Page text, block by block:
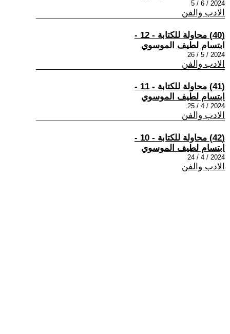
2024 / 6 / 5
الادب والفن
(40) محاولة للكتابة - 12 -
ابتسام لطيف الموسوي
2024 / 5 / 26
الادب والفن
(41) محاولة للكتابة - 11 -
ابتسام لطيف الموسوي
2024 / 4 / 25
الادب والفن
(42) محاولة للكتابة - 10 -
ابتسام لطيف الموسوي
2024 / 4 / 24
الادب والفن